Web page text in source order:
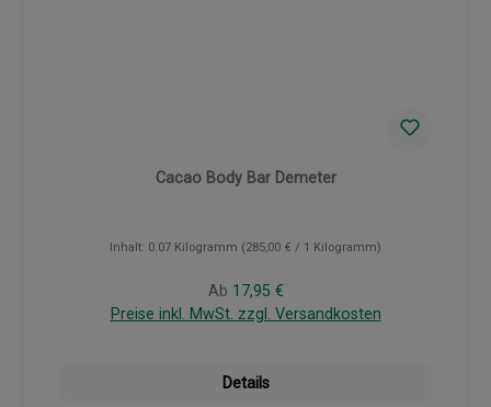
Cacao Body Bar Demeter
Inhalt: 0.07 Kilogramm (285,00 € / 1 Kilogramm)
Regulärer Preis:
Ab 17,95 €
Preise inkl. MwSt. zzgl. Versandkosten
Details